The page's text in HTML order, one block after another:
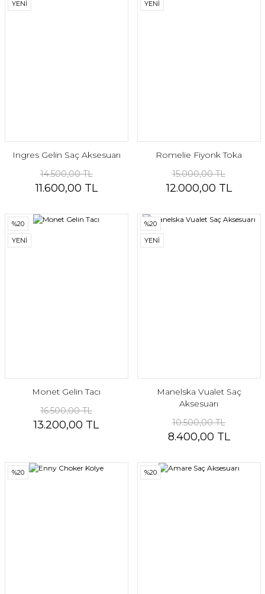
YENİ
Ingres Gelin Saç Aksesuarı
14.500,00 TL
11.600,00 TL
YENİ
Romelie Fiyonk Toka
15.000,00 TL
12.000,00 TL
%20
YENİ
Monet Gelin Tacı
16.500,00 TL
13.200,00 TL
%20
YENİ
Manelska Vualet Saç
Aksesuarı
10.500,00 TL
8.400,00 TL
%20 %20